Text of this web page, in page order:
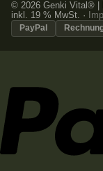
© 2026 Genki Vital® |
inkl. 19 % MwSt. ·
PayPal